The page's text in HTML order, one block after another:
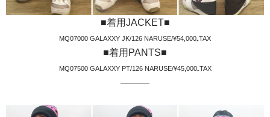
■着用JACKET■
MQ07000 GALAXXY JK/126 NARUSE/¥54,000₊TAX
■着用PANTS■
MQ07500 GALAXXY PT/126 NARUSE/¥45,000₊TAX
———